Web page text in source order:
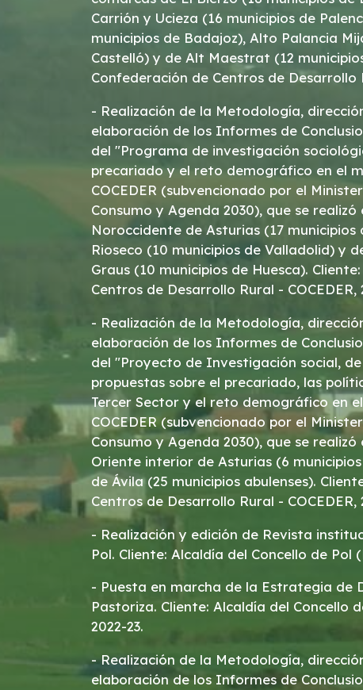
Carrión y Ucieza (16 municipios de
municipios de Badajoz), Alto Palancia
Castelló) y de Alt Maestrat (12
Confederación de Centros de Desarrollo
- Realización de la Metodología,
elaboración de los Informes de Conclusiones y Recomendaciones
del "Programa de investigación
precariado y el reto demográfico en el
COCEDER (subvencionado por el
Consumo y Agenda 2030), que se
Noroccidente de Asturias (17 municipios
Rioseco (10 municipios de Valladolid) y
Graus (10 municipios de Huesca).
Centros de Desarrollo Rural - COCEDER,
- Realización de la Metodología,
elaboración de los Informes de
del "Proyecto de Investigación social,
propuestas sobre el precariado, las
Tercer Sector y el reto demográfico en
COCEDER (subvencionado por el
Consumo y Agenda 2030), que se
Oriente interior de Asturias (6
de Ávila (25 municipios abulenses).
Centros de Desarrollo Rural - COCEDER,
- Realización y edición de Revista
Pol. Cliente: Alcaldía del Concello de Pol
- Puesta en marcha de la Estrategia de
Pastoriza. Cliente: Alcaldía del Concello
2022-23.
- Realización de la Metodología,
elaboración de los Informes de Conclusiones y Recomendaciones